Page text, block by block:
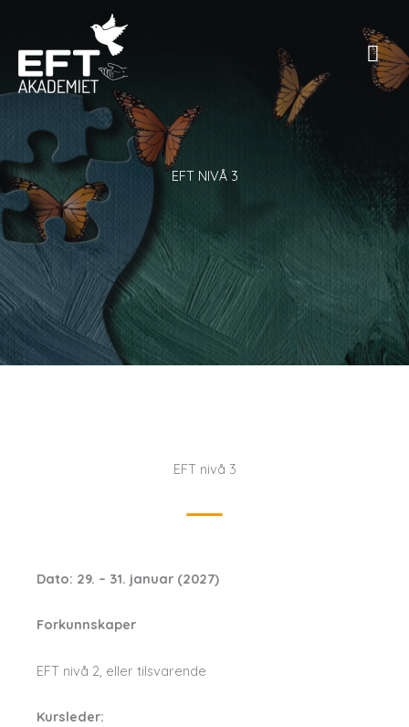
content
EFT NIVÅ 3
EFT nivå 3
Dato: 29. – 31. januar (2027)
Forkunnskaper
EFT nivå 2, eller tilsvarende
Kursleder: